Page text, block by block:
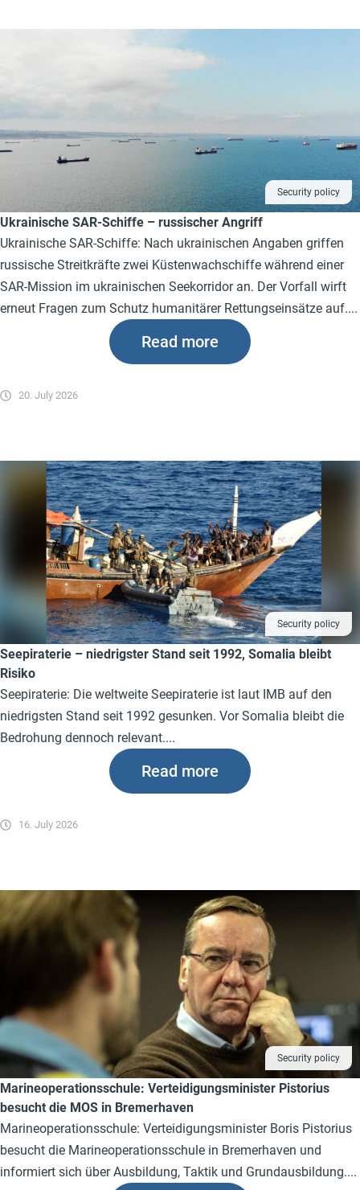
Security policy
Ukrainische SAR-Schiffe – russischer Angriff
Ukrainische SAR-Schiffe: Nach ukrainischen Angaben griffen
russische Streitkräfte zwei Küstenwachschiffe während einer
SAR-Mission im ukrainischen Seekorridor an. Der Vorfall wirft
erneut Fragen zum Schutz humanitärer Rettungseinsätze auf....
20. July 2026
Read more
Security policy
Seepiraterie – niedrigster Stand seit 1992, Somalia bleibt
Risiko
Seepiraterie: Die weltweite Seepiraterie ist laut IMB auf den
niedrigsten Stand seit 1992 gesunken. Vor Somalia bleibt die
Bedrohung dennoch relevant....
16. July 2026
Read more
Security policy
Marineoperationsschule: Verteidigungsminister Pistorius
besucht die MOS in Bremerhaven
Marineoperationsschule: Verteidigungsminister Boris Pistorius
besucht die Marineoperationsschule in Bremerhaven und
informiert sich über Ausbildung, Taktik und Grundausbildung....